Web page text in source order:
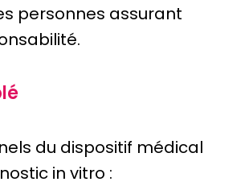
personnes assurant
du dispositif médical
in vitro :